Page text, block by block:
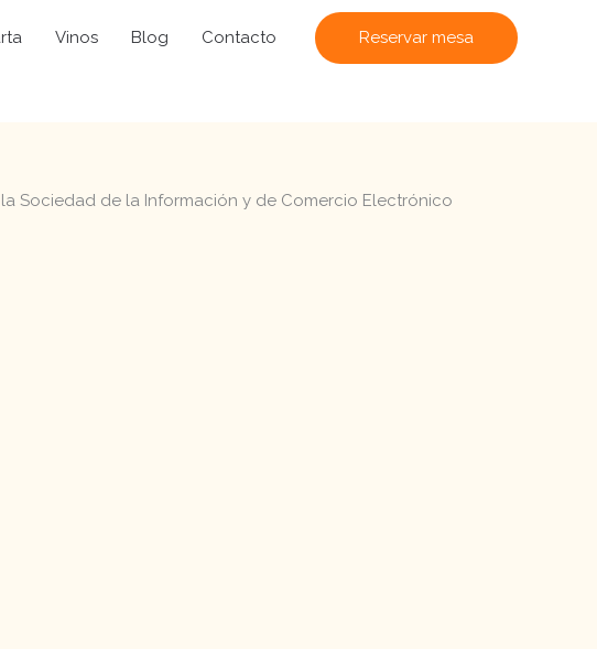
Vinos Blog Contacto Reservar mesa
Sociedad de la Información y de Comercio Electrónico